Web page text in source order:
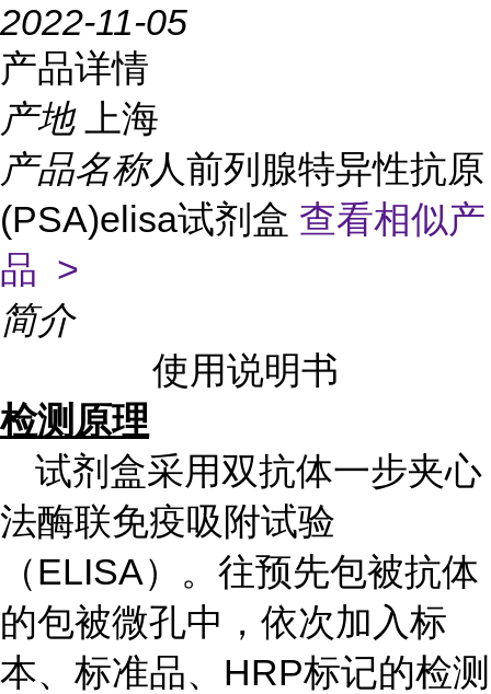
2022-11-05
产品详情
产地
上海
产品名称人前列腺特异性抗原
(PSA)elisa试剂盒 查看相似产
品 >
简介
使用说明书
检测原理
试剂盒采用双抗体一步夹心
法酶联免疫吸附试验
（ELISA）。往预先包被抗体
的包被微孔中，依次加入标
本、标准品、HRP标记的检测